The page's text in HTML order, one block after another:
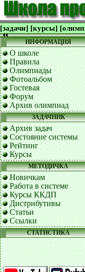
[задачи] [курсы]
ИНФОРМАЦИЯ
О школе
Правила
Олимпиады
Фотоальбом
Гостевая
Форум
Архив олимпиад
ЗАДАЧНИК
Архив задач
Состояние системы
Рейтинг
Курсы
МЕТОДИЧКА
Новичкам
Работа в системе
Курсы ККДП
Дистрибутивы
Статьи
Ссылки
СТАТИСТИКА